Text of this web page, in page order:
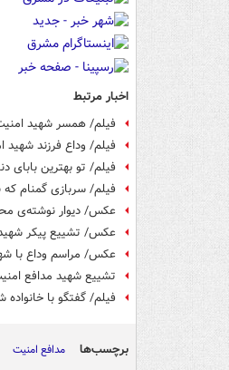
اخبار مرتبط
فیلم/ همسر شهید
فیلم/ وداع فرزند
فیلم/ تو بهترین بابای
فیلم/ سربازی گمنام
عکس/ دیوار نوشته‌ی
عکس/ تشییع پیکر
عکس/ مراسم وداع با
تشییع شهید مدافع
فیلم/ گفتگو با
برچسب‌ها مدافع امنیت